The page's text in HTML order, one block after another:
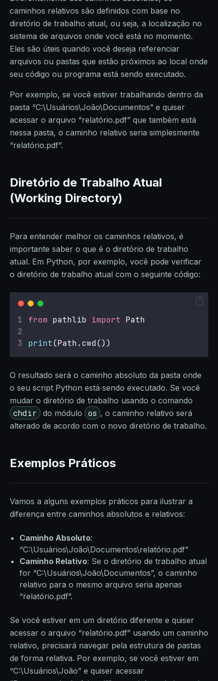
caminhos relativos são definidos com base no
diretório de trabalho atual, ou seja, a localização no
sistema de arquivos onde você está no momento.
Eles são úteis quando você deseja referenciar
arquivos ou pastas que estão próximos ao local onde
seu código ou programa está sendo executado.
Por exemplo, se você estiver trabalhando dentro da
pasta “C:\Usuários\João\Documentos” e quiser
acessar o arquivo “relatório.pdf” que também está
nessa pasta, o caminho relativo seria simplesmente
“relatório.pdf”.
Diretório de Trabalho Atual
(Working Directory)
Para entender melhor os caminhos relativos, é
importante saber o que é o diretório de trabalho
atual. Em Python, por exemplo, você pode verificar
o diretório de trabalho atual com o seguinte código:
from pathlib import Path
print(Path.cwd())
O resultado será o caminho absoluto da pasta onde
o seu script Python está sendo executado. Se você
mudar o diretório de trabalho usando o comando
chdir do módulo os , o caminho relativo será
alterado de acordo com o novo diretório de trabalho.
Exemplos Práticos
Vamos a alguns exemplos práticos para ilustrar a
diferença entre caminhos absolutos e relativos:
Caminho Absoluto:
“C:\Usuários\João\Documentos\relatório.pdf”
Caminho Relativo: Se o diretório de trabalho atual
for “C:\Usuários\João\Documentos”, o caminho
relativo para o mesmo arquivo seria apenas
“relatório.pdf”.
Se você estiver em um diretório diferente e quiser
acessar o arquivo “relatório.pdf” usando um caminho
relativo, precisará navegar pela estrutura de pastas
de forma relativa. Por exemplo, se você estiver em
“C:\Usuários\João” e quiser acessar